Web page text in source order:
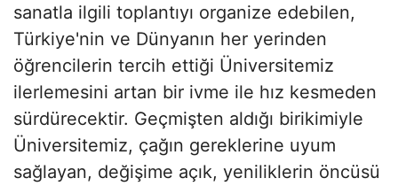
sanatla ilgili toplantıyı organize edebilen,
Türkiye'nin ve Dünyanın her yerinden
öğrencilerin tercih ettiği Üniversitemiz
ilerlemesini artan bir ivme ile hız kesmeden
sürdürecektir. Geçmişten aldığı birikimiyle
Üniversitemiz, çağın gereklerine uyum
sağlayan, değişime açık, yeniliklerin öncüsü